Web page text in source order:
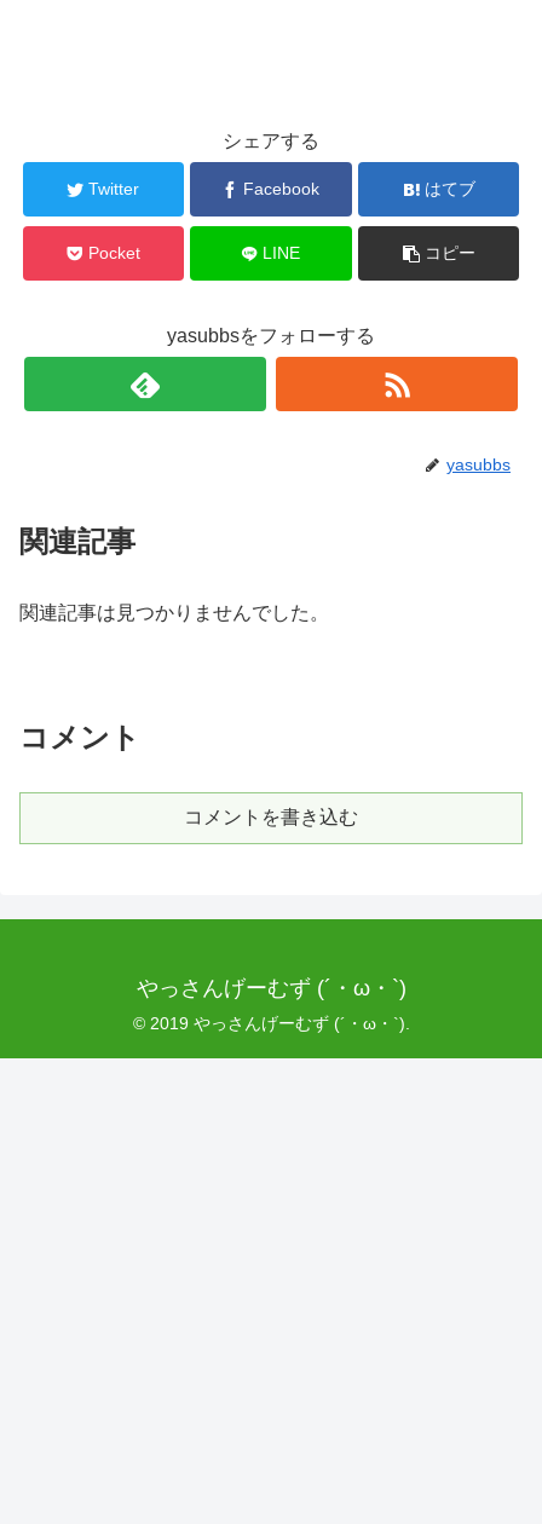
シェアする
Twitter Facebook はてブ
Pocket LINE コピー
yasubbsをフォローする
yasubbs
関連記事
関連記事は見つかりませんでした。
コメント
コメントを書き込む
やっさんげーむず (´・ω・`)
© 2019 やっさんげーむず (´・ω・`).